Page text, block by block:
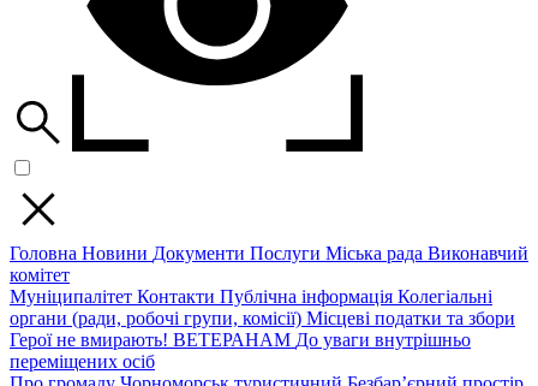
Головна Новини Документи Послуги Міська рада Виконавчий
комітет
Муніципалітет Контакти Публічна інформація Колегіальні
органи (ради, робочі групи, комісії) Місцеві податки та збори
Герої не вмирають! ВЕТЕРАНАМ До уваги внутрішньо
переміщених осіб